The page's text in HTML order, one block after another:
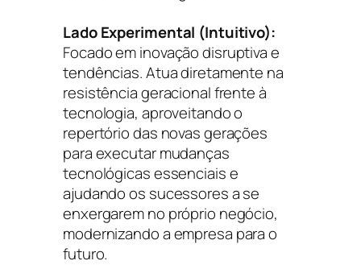
Lado Experimental (Intuitivo):
Focado em inovação disruptiva e
tendências. Atua diretamente na
resistência geracional frente à
tecnologia, aproveitando o
repertório das novas gerações
para executar mudanças
tecnológicas essenciais e
ajudando os sucessores a se
enxergarem no próprio negócio,
modernizando a empresa para o
futuro.